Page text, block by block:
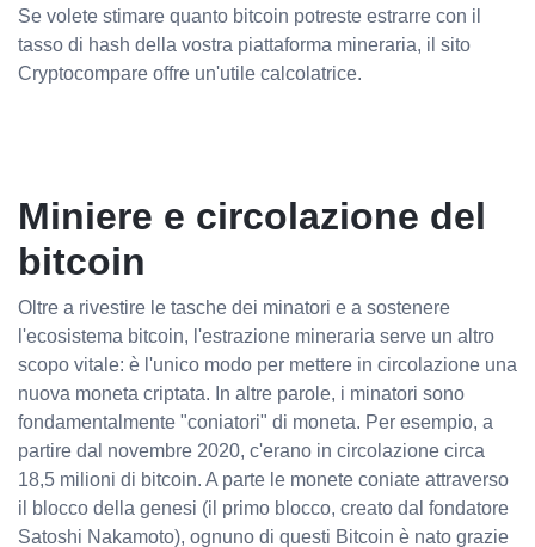
Se volete stimare quanto bitcoin potreste estrarre con il
tasso di hash della vostra piattaforma mineraria, il sito
Cryptocompare offre un'utile calcolatrice.
Miniere e circolazione del
bitcoin
Oltre a rivestire le tasche dei minatori e a sostenere
l'ecosistema bitcoin, l'estrazione mineraria serve un altro
scopo vitale: è l'unico modo per mettere in circolazione una
nuova moneta criptata. In altre parole, i minatori sono
fondamentalmente "coniatori" di moneta. Per esempio, a
partire dal novembre 2020, c'erano in circolazione circa
18,5 milioni di bitcoin. A parte le monete coniate attraverso
il blocco della genesi (il primo blocco, creato dal fondatore
Satoshi Nakamoto), ognuno di questi Bitcoin è nato grazie